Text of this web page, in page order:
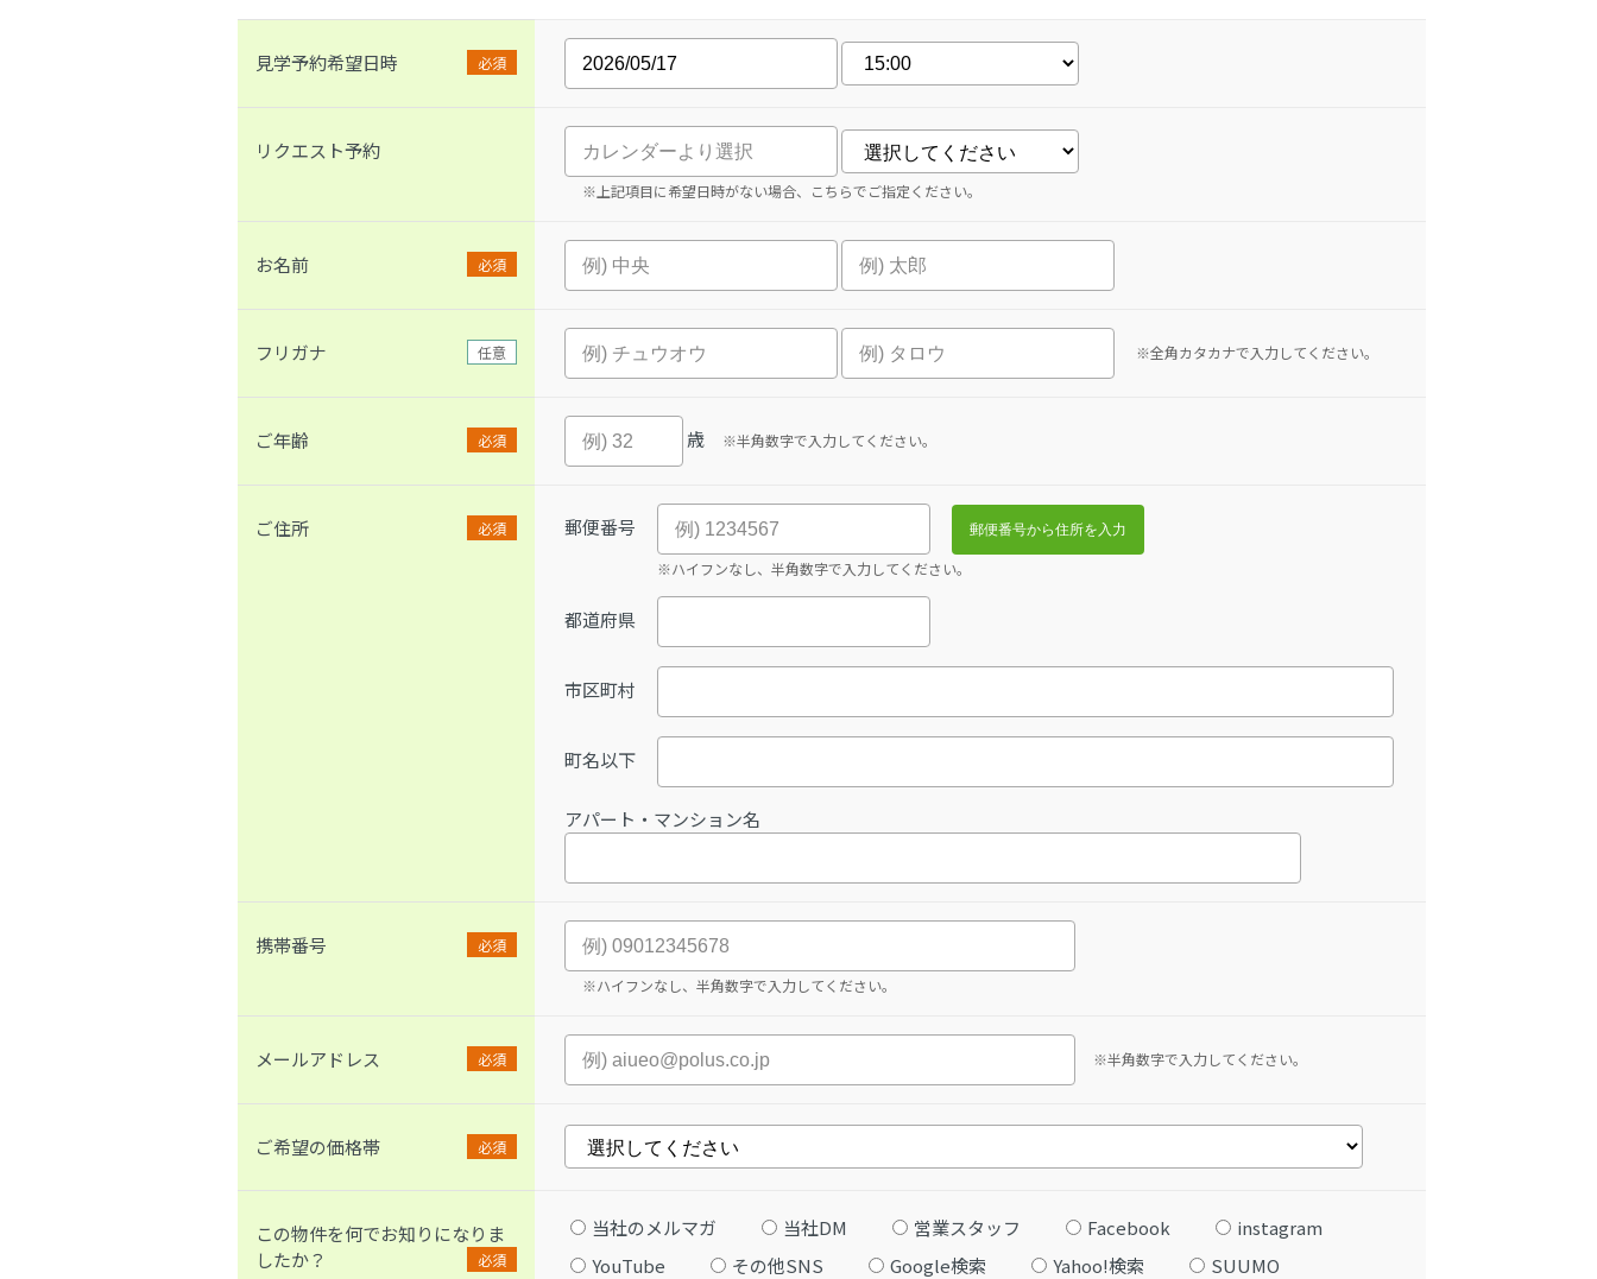
見学予約希望日時 必須
リクエスト予約
※上記項目に希望日時がない場合、こちらでご指定ください。
お名前 必須
フリガナ 任意 ※全角カタカナで入力してください。
ご年齢 必須 歳 ※半角数字で入力してください。
ご住所 必須 郵便番号
※ハイフンなし、半角数字で入力してください。
都道府県
市区町村
町名以下
アパート・マンション名
携帯番号
必須
※ハイフンなし、半角数字で入力してください。
メールアドレス 必須 ※半角数字で入力してください。
ご希望の価格帯 必須
この物件を何でお知りになりま
したか？
必須
当社のメルマガ 当社DM 営業スタッフ Facebook
instagram
YouTube
その他SNS Google検索 Yahoo!検索
SUUMO